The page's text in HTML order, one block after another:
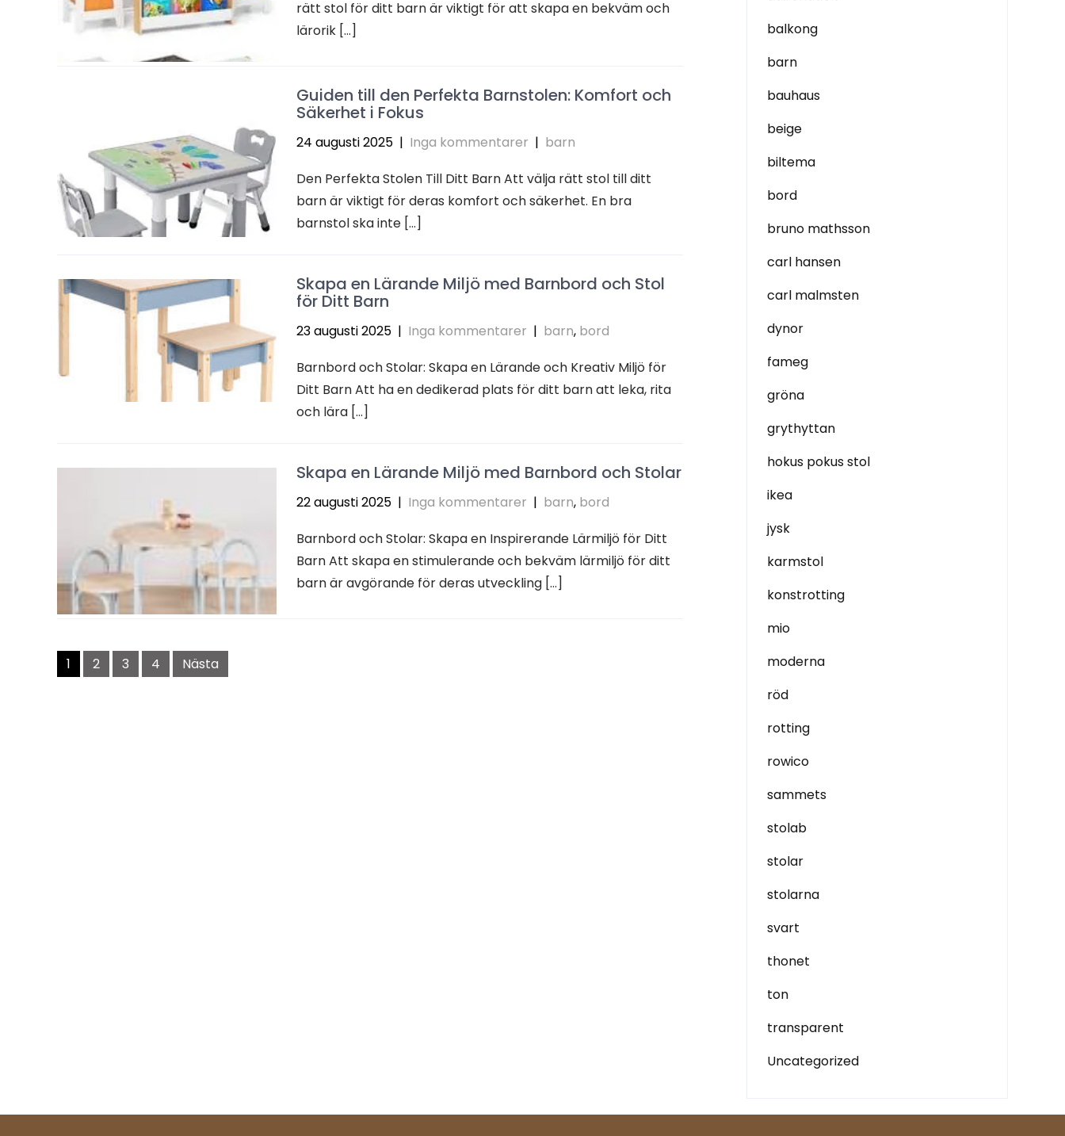
rätt stol för ditt barn är viktigt för att skapa en bekväm och
lärorik […]
Guiden till den Perfekta Barnstolen: Komfort och
Säkerhet i Fokus
24 augusti 2025 | Inga kommentarer | barn
Den Perfekta Stolen Till Ditt Barn Att välja rätt stol till ditt
barn är viktigt för deras komfort och säkerhet. En bra
barnstol ska inte […]
Skapa en Lärande Miljö med Barnbord och Stol
för Ditt Barn
23 augusti 2025 | Inga kommentarer | barn, bord
Barnbord och Stolar: Skapa en Lärande och Kreativ Miljö för
Ditt Barn Att ha en dedikerad plats för ditt barn att leka, rita
och lära […]
Skapa en Lärande Miljö med Barnbord och Stolar
22 augusti 2025 | Inga kommentarer | barn, bord
Barnbord och Stolar: Skapa en Inspirerande Lärmiljö för Ditt
Barn Att skapa en stimulerande och bekväm lärmiljö för ditt
barn är avgörande för deras utveckling […]
Inläggsnavigering
1 2 3 4 Nästa
balkong
barn
bauhaus
beige
biltema
bord
bruno mathsson
carl hansen
carl malmsten
dynor
fameg
gröna
grythyttan
hokus pokus stol
ikea
jysk
karmstol
konstrotting
mio
moderna
röd
rotting
rowico
sammets
stolab
stolar
stolarna
svart
thonet
ton
transparent
Uncategorized